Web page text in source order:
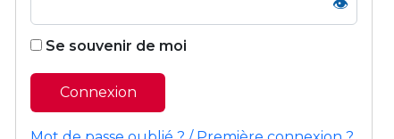
👁
Se souvenir de moi